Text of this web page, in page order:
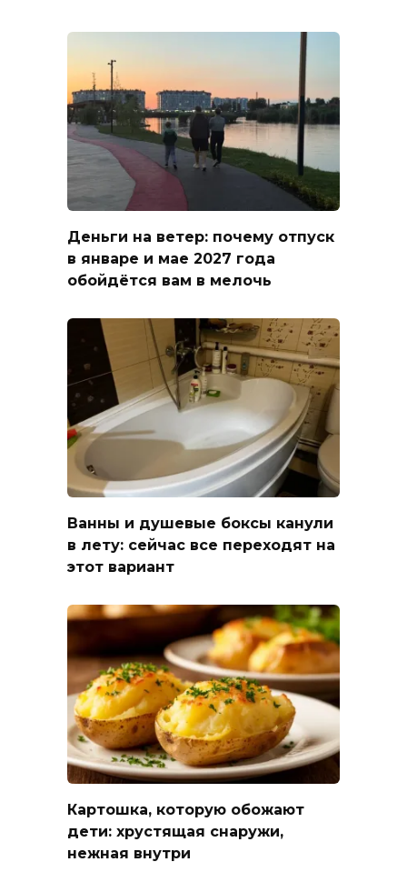
Деньги на ветер: почему отпуск
в январе и мае 2027 года
обойдётся вам в мелочь
Ванны и душевые боксы канули
в лету: сейчас все переходят на
этот вариант
Картошка, которую обожают
дети: хрустящая снаружи,
нежная внутри